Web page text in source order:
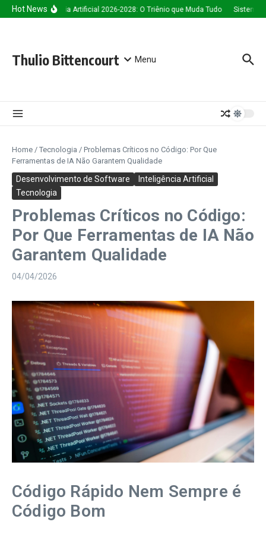
Ir para o conteúdo
Hot News
Inteligência Artificial 2026-2028: O Triênio que Muda Tudo Sistema
Thulio Bittencourt Menu
Home / Tecnologia / Problemas Críticos no Código: Por Que
Ferramentas de IA Não Garantem Qualidade
Desenvolvimento de Software
Inteligência Artificial
Tecnologia
Problemas Críticos no Código:
Por Que Ferramentas de IA Não
Garantem Qualidade
04/04/2026
Código Rápido Nem Sempre é
Código Bom